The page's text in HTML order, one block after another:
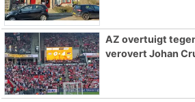
AZ overtuigt
verovert Johan